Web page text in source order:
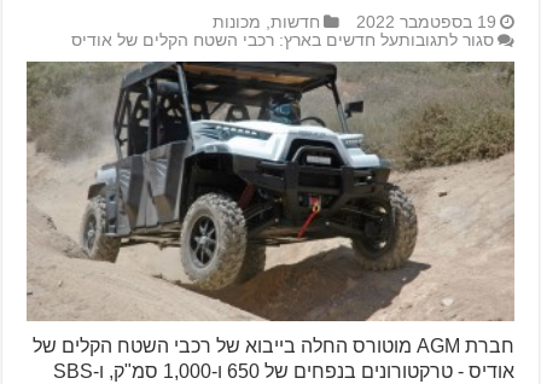
19 בספטמבר 2022 חדשות מכונות
סגור לתגובותעל חדשים בארץ: רכבי השטח הקלים של אודיס
חברת AGM מוטורס החלה בייבוא של רכבי השטח הקלים של
אודיס - טרקטורונים בנפחים של 650 ו-1,000 סמ"ק, ו-SBS